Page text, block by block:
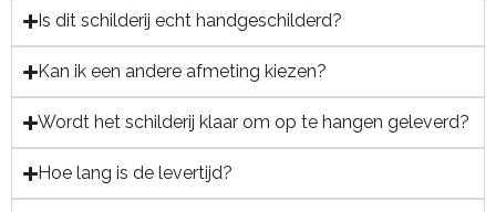
Is dit schilderij echt handgeschilderd?
Kan ik een andere afmeting kiezen?
Wordt het schilderij klaar om op te hangen geleverd?
Hoe lang is de levertijd?